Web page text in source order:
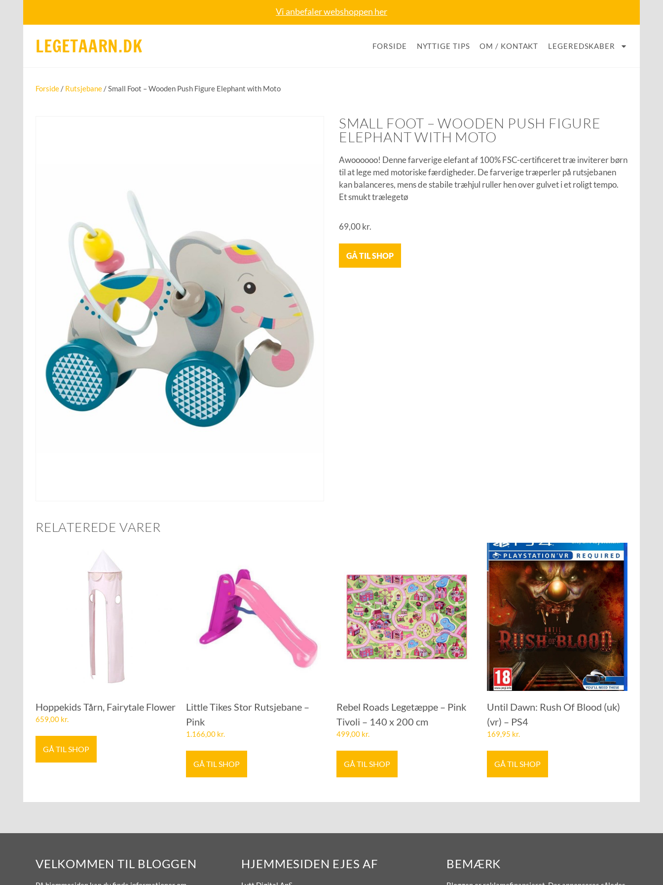
Vi anbefaler webshoppen her
LEGETAARN.DK FORSIDE NYTTIGE TIPS OM / KONTAKT LEGEREDSKABER
Forside / Rutsjebane / Small Foot – Wooden Push Figure Elephant with Moto
SMALL FOOT – WOODEN PUSH FIGURE
ELEPHANT WITH MOTO
Awoooooo! Denne farverige elefant af 100% FSC-certificeret træ inviterer børn
til at lege med motoriske færdigheder. De farverige træperler på rutsjebanen
kan balanceres, mens de stabile træhjul ruller hen over gulvet i et roligt tempo.
Et smukt trælegetø
69,00kr.
GÅ TIL SHOP
RELATEREDE VARER
Hoppekids Tårn, Fairytale Flower
659,00 kr.
GÅ TIL SHOP
Little Tikes Stor Rutsjebane –
Pink
1.166,00 kr.
GÅ TIL SHOP
Rebel Roads Legetæppe – Pink
Tivoli – 140 x 200 cm
499,00 kr.
GÅ TIL SHOP
Until Dawn: Rush Of Blood (uk)
(vr) – PS4
169,95 kr.
GÅ TIL SHOP
VELKOMMEN TIL BLOGGEN HJEMMESIDEN EJES AF BEMÆRK